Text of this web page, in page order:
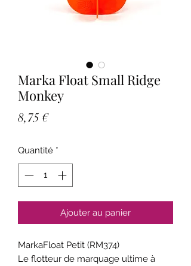
Marka Float Small Ridge
Monkey
8,75 €Prix
Quantité *
Ajouter au panier
MarkaFloat Petit (RM374)
Le flotteur de marquage ultime à